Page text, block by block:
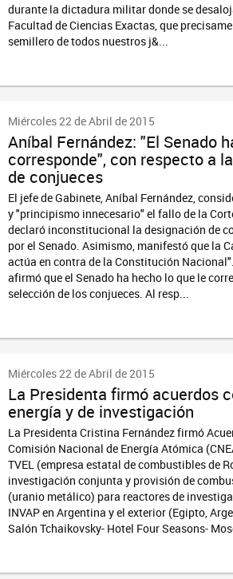
durante la dictadura militar donde se
Facultad de Ciencias Exactas, que
semillero de todos nuestros j&...
Miércoles 22 de Abril de 2015
Aníbal Fernández: "El Senado
corresponde", con respecto a
de conjueces
El jefe de Gabinete, Aníbal Fernández,
y "principismo innecesario" el fallo de la
declaró inconstitucional la designación de
por el Senado. Asimismo, manifestó que la
actúa en contra de la Constitución
afirmó que el Senado ha hecho lo que le
selección de los conjueces. Al resp...
Miércoles 22 de Abril de 2015
La Presidenta firmó acuerdos
energía y de investigación
La Presidenta Cristina Fernández firmó
Comisión Nacional de Energía Atómica
TVEL (empresa estatal de combustibles de
investigación conjunta y provisión de
(uranio metálico) para reactores de
INVAP en Argentina y el exterior (Egipto,
Salón Tchaikovsky- Hotel Four Seasons-